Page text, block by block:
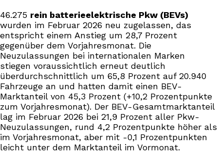
46.275 rein batterieelektrische Pkw (BEVs)
wurden im Februar 2026 neu zugelassen, das
entspricht einem Anstieg um 28,7 Prozent
gegenüber dem Vorjahresmonat. Die
Neuzulassungen bei internationalen Marken
stiegen voraussichtlich erneut deutlich
überdurchschnittlich um 65,8 Prozent auf 20.940
Fahrzeuge an und hatten damit einen BEV-
Marktanteil von 45,3 Prozent (+10,2 Prozentpunkte
zum Vorjahresmonat). Der BEV-Gesamtmarktanteil
lag im Februar 2026 bei 21,9 Prozent aller Pkw-
Neuzulassungen, rund 4,2 Prozentpunkte höher als
im Vorjahresmonat, aber mit -0,1 Prozentpunkten
leicht unter dem Marktanteil im Vormonat.